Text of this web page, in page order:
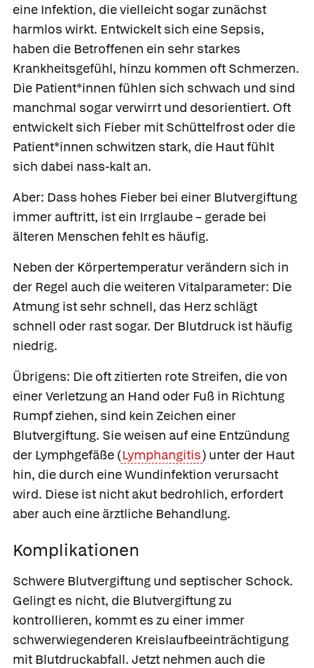
eine Infektion, die vielleicht sogar zunächst
harmlos wirkt. Entwickelt sich eine Sepsis,
haben die Betroffenen ein sehr starkes
Krankheitsgefühl, hinzu kommen oft Schmerzen.
Die Patient*innen fühlen sich schwach und sind
manchmal sogar verwirrt und desorientiert. Oft
entwickelt sich Fieber mit Schüttelfrost oder die
Patient*innen schwitzen stark, die Haut fühlt
sich dabei nass-kalt an.
Aber: Dass hohes Fieber bei einer Blutvergiftung
immer auftritt, ist ein Irrglaube – gerade bei
älteren Menschen fehlt es häufig.
Neben der Körpertemperatur verändern sich in
der Regel auch die weiteren Vitalparameter: Die
Atmung ist sehr schnell, das Herz schlägt
schnell oder rast sogar. Der Blutdruck ist häufig
niedrig.
Übrigens: Die oft zitierten rote Streifen, die von
einer Verletzung an Hand oder Fuß in Richtung
Rumpf ziehen, sind kein Zeichen einer
Blutvergiftung. Sie weisen auf eine Entzündung
der Lymphgefäße (Lymphangitis) unter der Haut
hin, die durch eine Wundinfektion verursacht
wird. Diese ist nicht akut bedrohlich, erfordert
aber auch eine ärztliche Behandlung.
Komplikationen
Schwere Blutvergiftung und septischer Schock.
Gelingt es nicht, die Blutvergiftung zu
kontrollieren, kommt es zu einer immer
schwerwiegenderen Kreislaufbeeinträchtigung
mit Blutdruckabfall. Jetzt nehmen auch die